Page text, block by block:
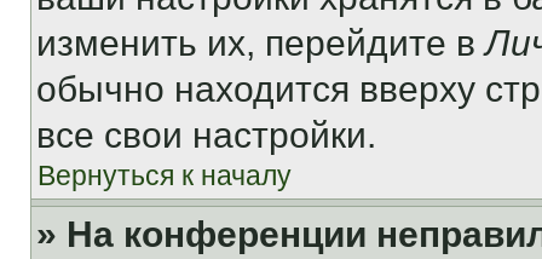
изменить их, перейдите в
обычно находится вверху
все свои настройки.
Вернуться к началу
» На конференции